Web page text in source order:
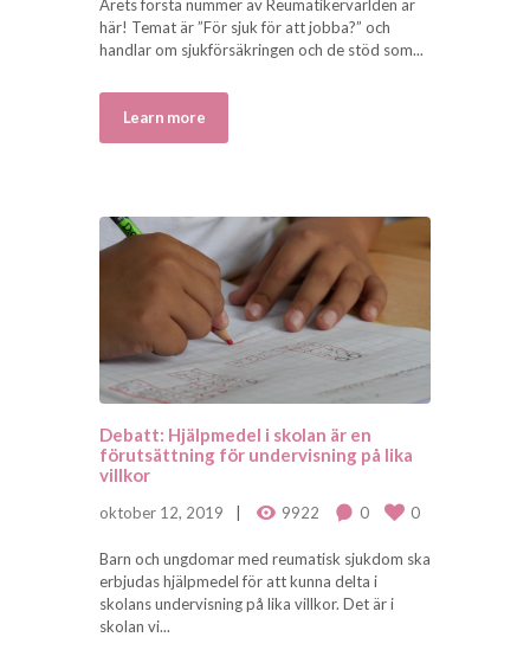
Årets första nummer av Reumatikervärlden är
här! Temat är ”För sjuk för att jobba?” och
handlar om sjukförsäkringen och de stöd som...
Learn more
Debatt: Hjälpmedel i skolan är en
förutsättning för undervisning på lika
villkor
oktober 12, 2019 9922 0 0
Barn och ungdomar med reumatisk sjukdom ska
erbjudas hjälpmedel för att kunna delta i
skolans undervisning på lika villkor. Det är i
skolan vi...